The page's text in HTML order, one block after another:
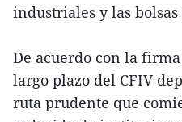
industriales y las bolsas
De acuerdo con la
largo plazo del CFIV
ruta prudente que